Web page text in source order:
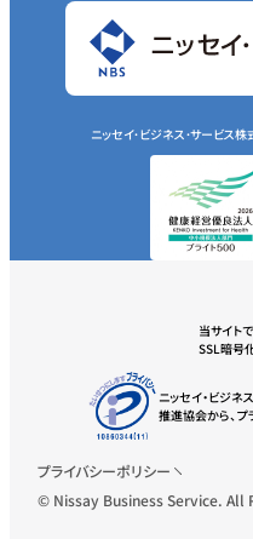
ニッセイ･ビジネス･サービス
当サイト
SSL暗号
ニッセイ・ビジ
推進協会から、プ
プライバシーポリシー
© Nissay Business Service. All